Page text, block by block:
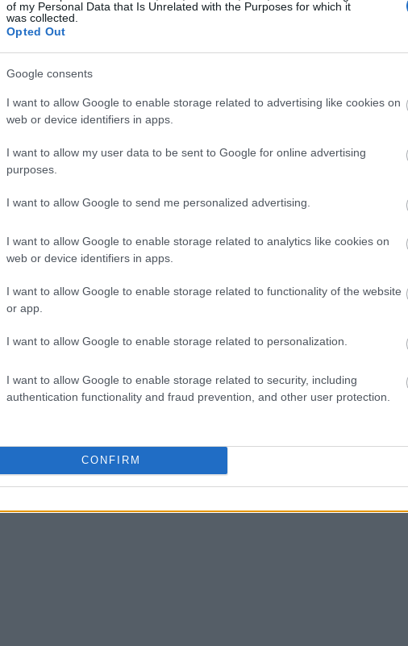
of my Personal Data that Is Unrelated with the Purposes for which it
was collected.
Opted Out
Google consents
I want to allow Google to enable storage related to advertising like cookies on
web or device identifiers in apps.
I want to allow my user data to be sent to Google for online advertising
purposes.
I want to allow Google to send me personalized advertising.
I want to allow Google to enable storage related to analytics like cookies on
web or device identifiers in apps.
I want to allow Google to enable storage related to functionality of the website
or app.
I want to allow Google to enable storage related to personalization.
I want to allow Google to enable storage related to security, including
authentication functionality and fraud prevention, and other user protection.
CONFIRM
Πιερρακάκη έχει ως εξής: 15:39
15:28